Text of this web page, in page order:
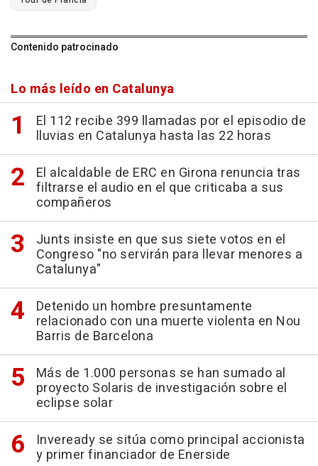
Contenido patrocinado
Lo más leído en Catalunya
El 112 recibe 399 llamadas por el episodio de
lluvias en Catalunya hasta las 22 horas
El alcaldable de ERC en Girona renuncia tras
filtrarse el audio en el que criticaba a sus
compañeros
Junts insiste en que sus siete votos en el
Congreso "no servirán para llevar menores a
Catalunya"
Detenido un hombre presuntamente
relacionado con una muerte violenta en Nou
Barris de Barcelona
Más de 1.000 personas se han sumado al
proyecto Solaris de investigación sobre el
eclipse solar
Inveready se sitúa como principal accionista
y primer financiador de Enerside